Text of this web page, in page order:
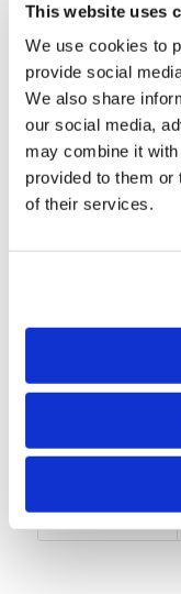
This website uses
We use cookies to
provide social
We also share
our social media,
may combine it
provided to them or
of their services.
n’ayez pas peur !”
NT